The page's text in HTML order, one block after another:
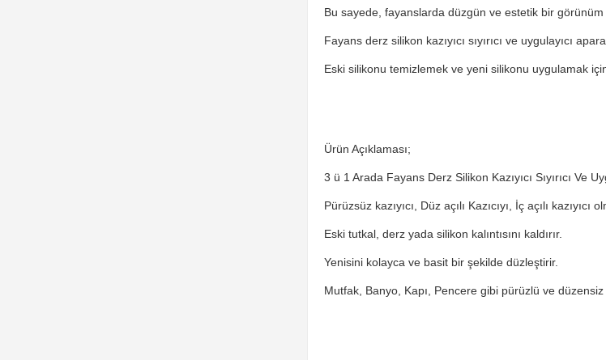
Bu sayede, fayanslarda düzgün ve estetik bir görünüm
Fayans derz silikon kazıyıcı sıyırıcı ve uygulayıcı
Eski silikonu temizlemek ve yeni silikonu uygulamak
Ürün Açıklaması;
3 ü 1 Arada Fayans Derz Silikon Kazıyıcı Sıyırıcı Ve
Pürüzsüz kazıyıcı, Düz açılı Kazıcıyı, İç açılı kazıyıcı
Eski tutkal, derz yada silikon kalıntısını kaldırır.
Yenisini kolayca ve basit bir şekilde düzleştirir.
Mutfak, Banyo, Kapı, Pencere gibi pürüzlü ve